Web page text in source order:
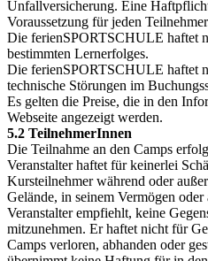
Unfallversicherung. Eine
Voraussetzung für jeden
Die ferienSPORTSCHULE haftet
bestimmten Lernerfolges.
Die ferienSPORTSCHULE haftet
technische Störungen im
Es gelten die Preise, die in den
Webseite angezeigt werden.
5.2 TeilnehmerInnen
Die Teilnahme an den Camps
Veranstalter haftet für keinerlei
Kursteilnehmer während oder
Gelände, in seinem Vermögen
Veranstalter empfiehlt, keine
mitzunehmen. Er haftet nicht für
Camps verloren, abhanden oder